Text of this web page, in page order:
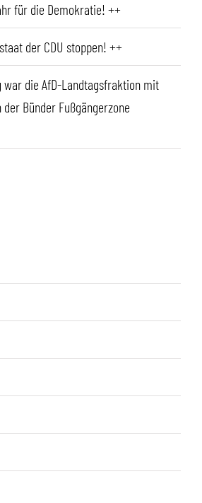
für die Demokratie! ++
der CDU stoppen! ++
war die AfD-Landtagsfraktion mit
Bünder Fußgängerzone